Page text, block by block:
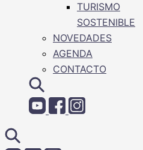
TURISMO
SOSTENIBLE
NOVEDADES
AGENDA
CONTACTO